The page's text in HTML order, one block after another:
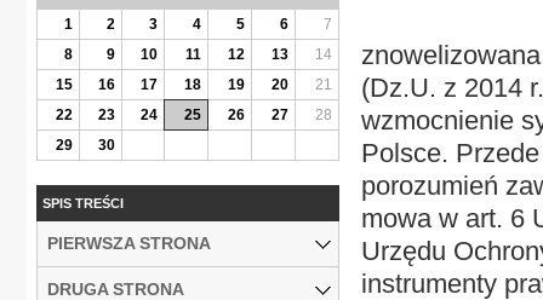
(Dz.U. z 2014
wzmocnienie
Polsce.
porozumień
mowa w art. 6
Urzędu
instrumenty
1
2 3 4 5 6
7
8
9 10 11 12 13
14
15
16 17 18 19 20
21
22
23 24 25 26 27
28
29
30
SPIS TREŚCI
PIERWSZA STRONA
DRUGA STRONA